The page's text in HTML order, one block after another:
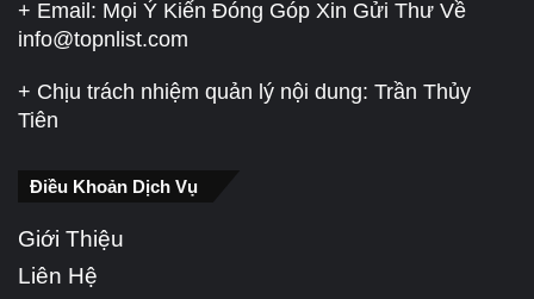
+ Email: Mọi Ý Kiến Đóng Góp Xin Gửi Thư Về
info@topnlist.com
+ Chịu trách nhiệm quản lý nội dung: Trần Thủy
Tiên
Điều Khoản Dịch Vụ
Giới Thiệu
Liên Hệ